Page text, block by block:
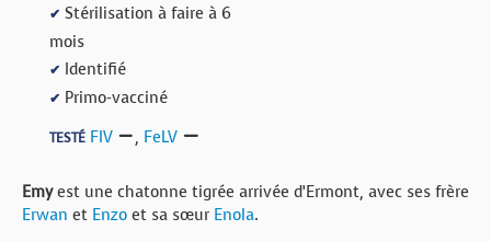
✔ Stérilisation à faire à 6
mois
✔ Identifié
✔ Primo-vacciné
TESTÉ FIV , FeLV
Emyest une chatonne tigrée arrivée d’Ermont, avec ses frère
Erwan et Enzo et sa sœur Enola.